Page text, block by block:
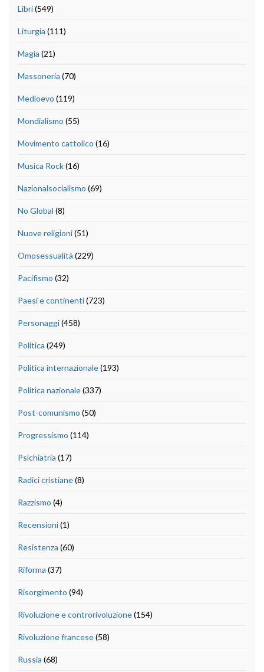
Libri(549)
Liturgia (111)
Magia (21)
Massoneria (70)
Medioevo (119)
Mondialismo (55)
Movimento cattolico (16)
Musica Rock(16)
Nazionalsocialismo (69)
No Global (8)
Nuove religioni(51)
Omosessualità (229)
Pacifismo (32)
Paesi e continenti(723)
Personaggi(458)
Politica (249)
Politica internazionale(193)
Politica nazionale(337)
Post-comunismo (50)
Progressismo (114)
Psichiatria (17)
Radici cristiane(8)
Razzismo (4)
Recensioni(1)
Resistenza (60)
Riforma (37)
Risorgimento (94)
Rivoluzione e controrivoluzione(154)
Rivoluzione francese(58)
Russia (68)